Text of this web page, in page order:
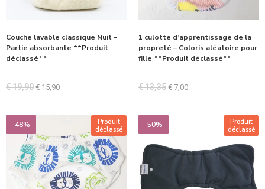
Couche lavable classique Nuit –
Partie absorbante **Produit
déclassé**
€19,90 € 15,90
1 culotte d’apprentissage de la
propreté – Coloris aléatoire pour
fille **Produit déclassé**
€13,35 € 7,00
-48%
Produit
déclassé
-50%
Produit
déclassé